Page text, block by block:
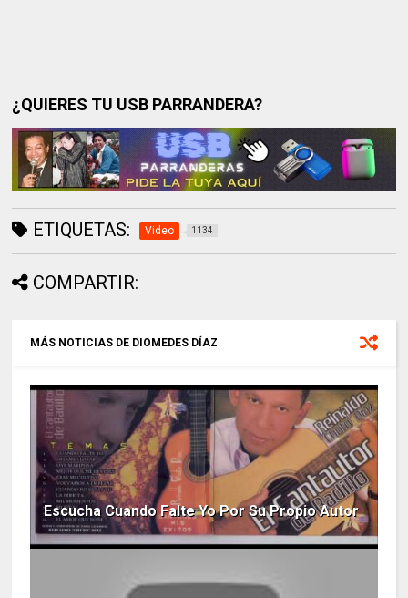
¿QUIERES TU USB PARRANDERA?
ETIQUETAS: Video 1134
COMPARTIR:
MÁS NOTICIAS DE DIOMEDES DÍAZ
Escucha Cuando Falte Yo Por Su Propio Autor